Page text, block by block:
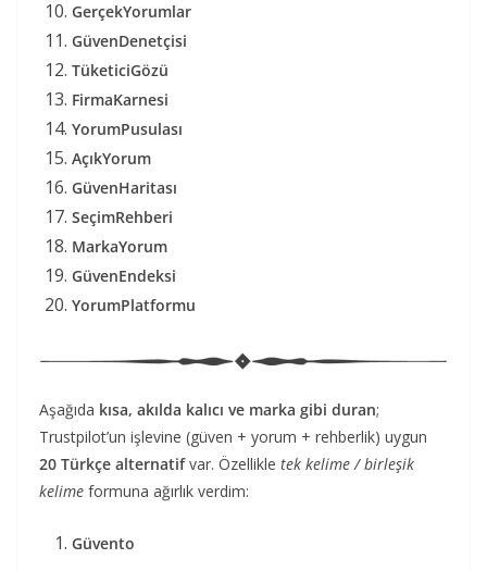
GerçekYorumlar
GüvenDenetçisi
TüketiciGözü
FirmaKarnesi
YorumPusulası
AçıkYorum
GüvenHaritası
SeçimRehberi
MarkaYorum
GüvenEndeksi
YorumPlatformu
Aşağıda kısa, akılda kalıcı ve marka gibi duran;
Trustpilot’un işlevine (güven + yorum + rehberlik) uygun
20 Türkçe alternatifvar. Özellikle tek kelime / birleşik
kelime formuna ağırlık verdim:
Güvento